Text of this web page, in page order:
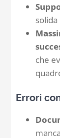
solida
che
Errori